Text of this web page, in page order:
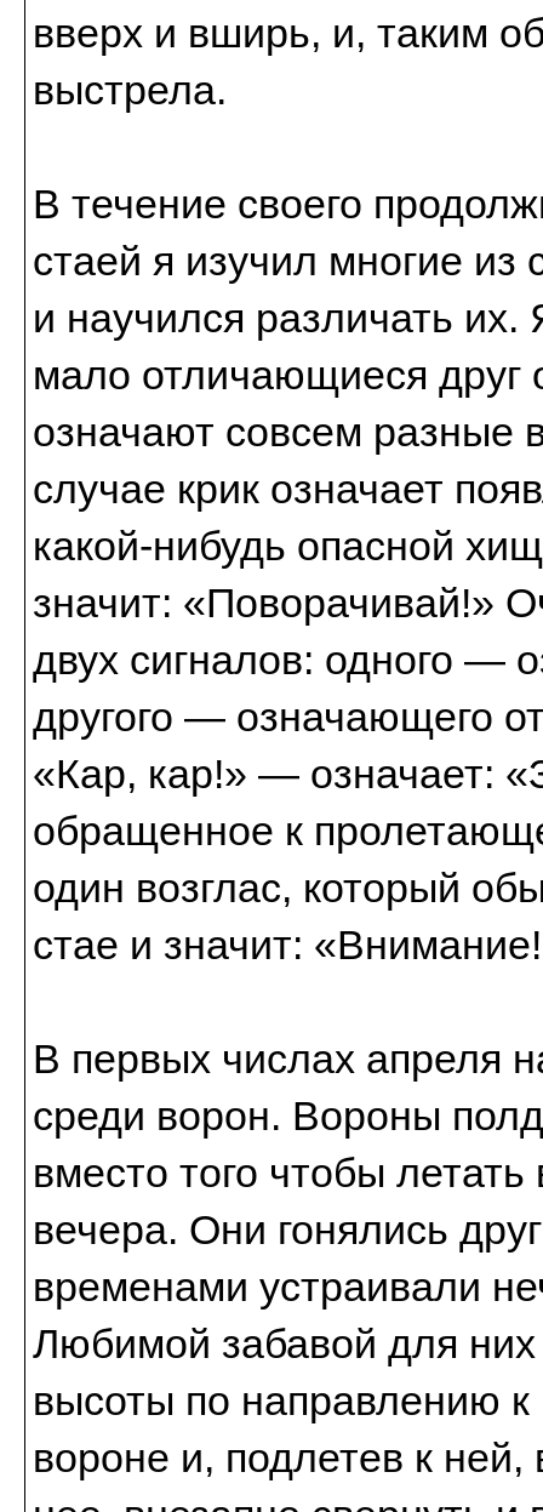
вверх и вширь, и, таким
выстрела.
В течение своего
стаей я изучил многие из
и научился различать их.
мало отличающиеся друг
означают совсем разные
случае крик означает
какой-нибудь опасной
значит: «Поворачивай!»
двух сигналов: одного —
другого — означающего
«Кар, кар!» — означает:
обращенное к
один возглас, который
стае и значит:
В первых числах апреля
среди ворон. Вороны
вместо того чтобы
вечера. Они гонялись
временами устраивали
Любимой забавой для
высоты по направлению к
вороне и, подлетев к ней,